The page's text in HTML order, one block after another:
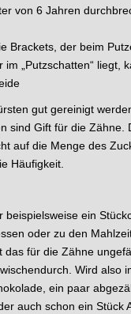
von 6 Jahren
Brackets, der beim
„Putzschatten“ liegt,
gut gereinigt
sind Gift für die Zähne.
auf die Menge des
Häufigkeit.
beispielsweise ein
oder zu den
das für die Zähne
Wird also
ein paar
auch schon ein Stück